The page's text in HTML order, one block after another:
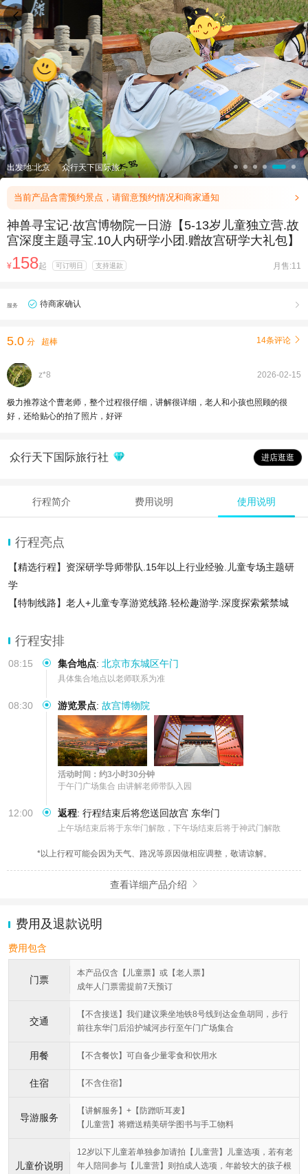
出发地:北京 众行天下国际旅...
当前产品含需预约景点，请留意预约情况和商家通知 
神兽寻宝记·故宫博物院一日游【5-13岁儿童独立营.故
宫深度主题寻宝.10人内研学小团.赠故宫研学大礼包】
¥158起 可订明日 支持退款 月售:11
服务 待商家确认 
5.0 分 超棒 14条评论 
z*8 2026-02-15
极力推荐这个曹老师，整个过程很仔细，讲解很详细，老人和小孩也照顾的很
好，还给贴心的拍了照片，好评
众行天下国际旅行社 进店逛逛
行程简介 费用说明 使用说明
行程亮点
【精选行程】资深研学导师带队.15年以上行业经验.儿童专场主题研
学
【特制线路】老人+儿童专享游览线路.轻松趣游学.深度探索紫禁城
团队
【无忧出行】10人内小团安心出行.配备无线耳麦.研学导师全程服务.
附赠定制研学大礼
行程安排
08:15 集合地点: 北京市东城区午门
具体集合地点以老师联系为准
08:30 游览景点: 故宫博物院
活动时间：约3小时30分钟
于午门广场集合 由讲解老师带队入园
12:00 返程: 行程结束后将您送回故宫 东华门
上午场结束后将于东华门解散，下午场结束后将于神武门解散
*以上行程可能会因为天气、路况等原因做相应调整，敬请谅解。
查看详细产品介绍 
费用及退款说明
费用包含
门票
本产品仅含【儿童票】或【老人票】
成年人门票需提前7天预订
交通
【不含接送】我们建议乘坐地铁8号线到达金鱼胡同，步行
前往东华门后沿护城河步行至午门广场集合
用餐 【不含餐饮】可自备少量零食和饮用水
住宿 【不含住宿】
导游服务
【讲解服务】+【防蹭听耳麦】
【儿童营】将赠送精美研学图书与手工物料
儿童价说明
12岁以下儿童若单独参加请拍【儿童营】儿童选项，若有老
年人陪同参与【儿童营】则拍成人选项，年龄较大的孩子根
